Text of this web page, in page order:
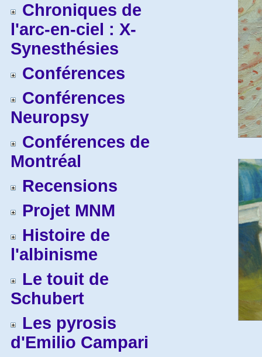
Chroniques de
l'arc-en-ciel : X-
Synesthésies
Conférences
Conférences
Neuropsy
Conférences de
Montréal
Recensions
Projet MNM
Histoire de
l'albinisme
Le touit de
Schubert
Les pyrosis
d'Emilio Campari